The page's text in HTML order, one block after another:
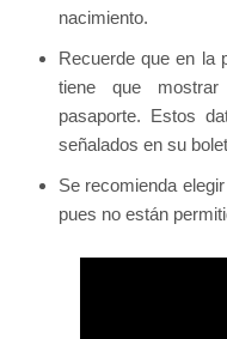
nacimiento.
Recuerde que en la
tiene que
pasaporte. Estos
señalados en su
Se recomienda
pues no están